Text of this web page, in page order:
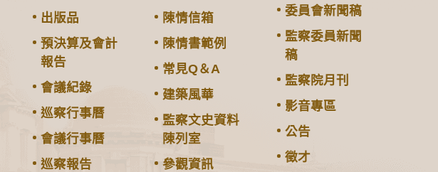
出版品
預決算及會計
報告
會議紀錄
巡察行事曆
會議行事曆
巡察報告
陳情信箱
陳情書範例
常見Q＆A
建築風華
監察文史資料
陳列室
參觀資訊
委員會新聞稿
監察委員新聞
稿
監察院月刊
影音專區
公告
徵才